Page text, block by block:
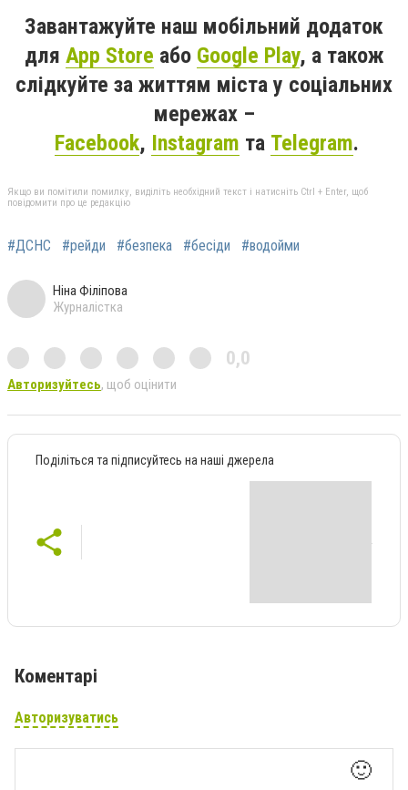
Завантажуйте наш мобільний додаток
для App Store або Google Play, а також
слідкуйте за життям міста у соціальних
мережах –
Facebook, Instagram та Telegram.
Якщо ви помітили помилку, виділіть необхідний текст і натисніть Ctrl + Enter, щоб
повідомити про це редакцію
#ДСНС #рейди #безпека #бесіди #водойми
Ніна Філіпова
Журналістка
0,0
Авторизуйтесь, щоб оцінити
Поділіться та підписуйтесь на наші джерела
Коментарі
Авторизуватись
🙂